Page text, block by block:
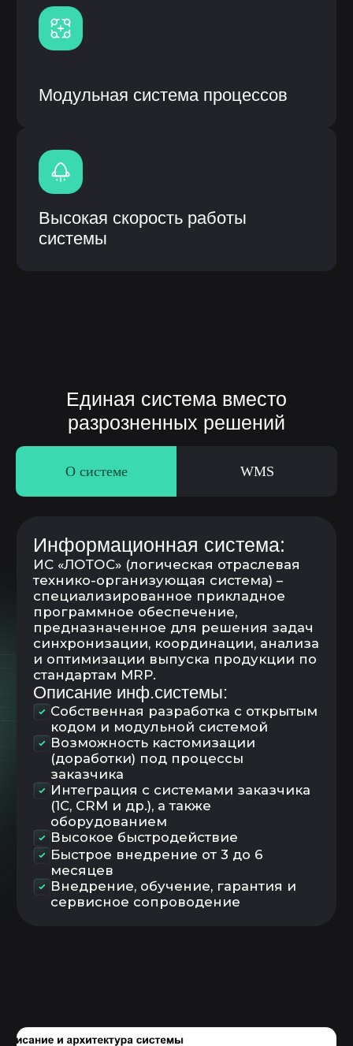
О системе WMS
технико-организующая система) –
специализированное прикладное
программное обеспечение,
предназначенное для решения задач
синхронизации, координации, анализа
Описание инф.системы:
Собственная разработка с открытым
Интеграция с системами заказчика
(1С, CRM и др.), а также
оборудованием
Высокое быстродействие
месяцев
Внедрение, обучение, гарантия и
сервисное сопроводение
Складские операции (поступление,
перемещение, списание и т.д.)
Управление заказами (внутренние
потребление, перемещение и пр.)
Управление запасами
и поддержание складского остатка
Маркировка и топология склада
ТСД и принтер печати этикеток
Просмотр остатков по штрих-коду
товара
Работа с адресным складом
Сборка заказов, комплектовка и
разукомлектовка
Инвентаризация складских запасов
FiFo
Управление запасами и
поддержание складского остатка
Управления заданиями
Планирование
Диспетчирование